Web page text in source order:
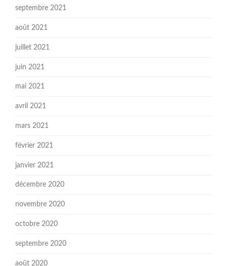
septembre 2021
août 2021
juillet 2021
juin 2021
mai 2021
avril 2021
mars 2021
février 2021
janvier 2021
décembre 2020
novembre 2020
octobre 2020
septembre 2020
août 2020